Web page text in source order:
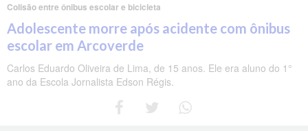
Colisão entre ônibus escolar e bicicleta
Adolescente morre após acidente com ônibus
escolar em Arcoverde
Carlos Eduardo Oliveira de Lima, de 15 anos. Ele era aluno do 1°
ano da Escola Jornalista Edson Régis.